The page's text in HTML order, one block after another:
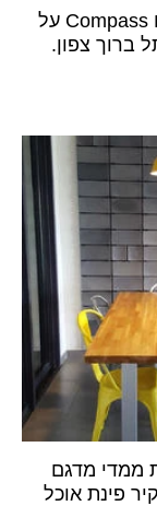
בטון אדריכלי מדגם Compass על
ברוך צפון.
ממדי מדגם